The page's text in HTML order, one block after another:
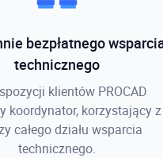
bezpłatnego
technicznego
klientów PROCAD
koordynator, korzystający z
całego działu wsparcia
technicznego.